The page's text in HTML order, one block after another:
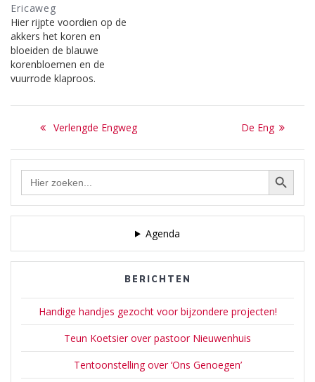
uitgesloten de
Rijksstraatweg die het dorp
doorkruiste. Aan die weg
stond maar één
eenvoudige woning nl. die
van Emmetje Bon. Op de…
Ericaweg
Hier rijpte voordien op de
akkers het koren en
bloeiden de blauwe
korenbloemen en de
vuurrode klaproos.
nog aanwezig was, bloeide
er naast de graanvelden
een lief en o zo eenvoudig
bloempje, de Erica. Deze
natuurlijke flora verdween
toen op deze gronden een
buurtschap verrees,…
Bericht
navigatie
Previous
Verlengde Engweg
Next
De Eng
Zoek Zoekknop
Agenda
BERICHTEN
Handige handjes gezocht voor bijzondere projecten!
Teun Koetsier over pastoor Nieuwenhuis
Tentoonstelling over ‘Ons Genoegen’